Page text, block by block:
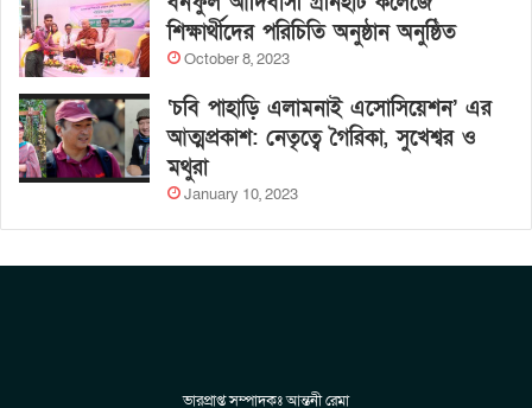
শিক্ষার্থীদের পরিচিতি অনুষ্ঠান অনুষ্ঠিত
October 8, 2023
‘চবি পাহাড়ি এলামনাই এসোসিয়েশন’ এর
আত্মপ্রকাশ: নেতৃত্বে গৈরিকা, সুখেশ্বর ও
মথুরা
January 10, 2023
ভারপ্রাপ্ত সম্পাদকঃ আন্তনী রেমা